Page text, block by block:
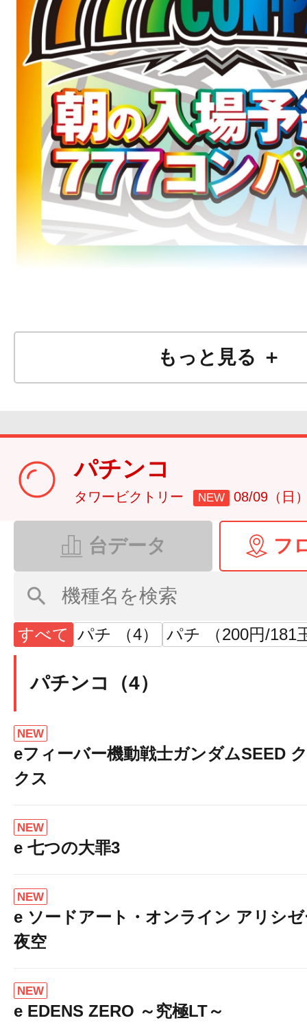
もっと見る ＋
パチンコ
タワービクトリー NEW 08/09（日
台データ フ
すべて パチ （4） パチ （200円/181
パチンコ（4）
NEW
eフィーバー機動戦士ガンダムSEED
クス
NEW
e 七つの大罪3
NEW
e ソードアート・オンライン アリシ
夜空
NEW
e EDENS ZERO ～究極LT～